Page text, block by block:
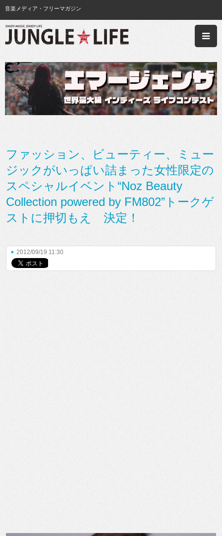
音楽メディア・フリーマガジン
ファッション、ビューティー、ミュー
ジックがいっぱい詰まった女性限定の
スペシャルイベント“Noz Beauty
Collection powered by FM802”トークゲ
ストに押切もえ 決定！
2012/09/19 11:30